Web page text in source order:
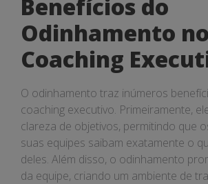
Benefícios do
Odinhamento no
Coaching
O odinhamento traz inúmeros
coaching executivo. Primeiramente,
clareza de objetivos, permitindo que
suas equipes saibam exatamente o
deles. Além disso, o odinhamento
da equipe, criando um ambiente de